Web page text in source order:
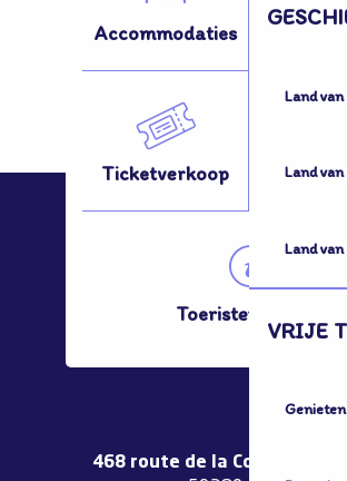
Land
Land
Land
VRIJE
Accommodaties
Ticketverkoop Hoe
Toeristenbureau
468 route de la Couronne de